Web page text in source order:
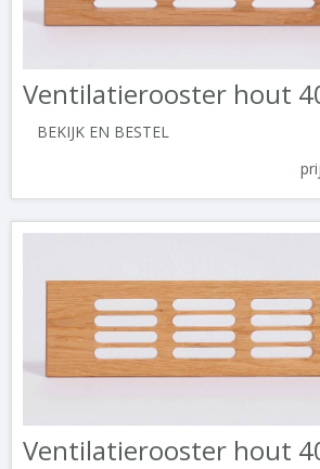
Ventilatierooster hout
BEKIJK EN BESTEL
Ventilatierooster hout